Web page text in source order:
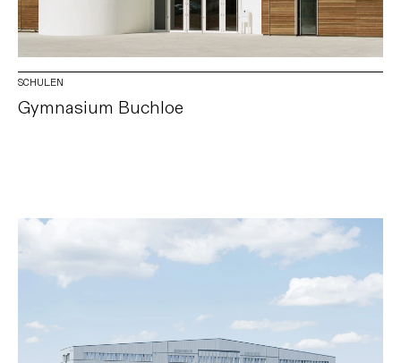
SCHULEN
Gymnasium Buchloe
DATENSCHUTZ IMPRESSUMINSTAGRAMLINKEDIN